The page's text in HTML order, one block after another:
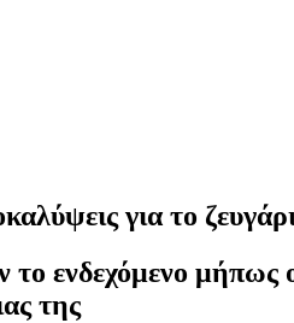
για το
το ενδεχόμενο
της